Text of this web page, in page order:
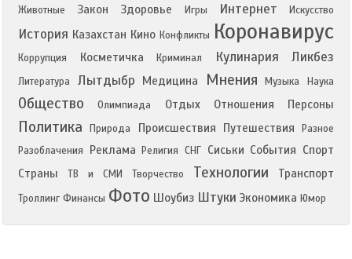
Животные
Закон Здоровье Игры Интернет Искусство
История Казахстан Кино Конфликты Коронавирус
Коррупция Косметичка Криминал Кулинария Ликбез
Литература Лытдыбр Медицина Мнения Музыка Наука
Общество Олимпиада Отдых Отношения Персоны
Политика Природа Происшествия Путешествия
Разное
Разоблачения
Реклама Религия СНГ Сиськи События Спорт
Страны
ТВ и СМИ Творчество Технологии Транспорт
Троллинг Финансы Фото Шоубиз Штуки Экономика Юмор